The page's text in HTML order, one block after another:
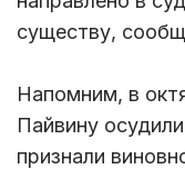
существу,
Напомним, в
Пайвину
признали